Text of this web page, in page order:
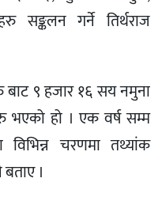
सङ्कलन गर्ने तिर्थराज
बाट ९ हजार १६ सय नमुना
भएको हो । एक वर्ष सम्म
विभिन्न चरणमा तथ्यांक
।